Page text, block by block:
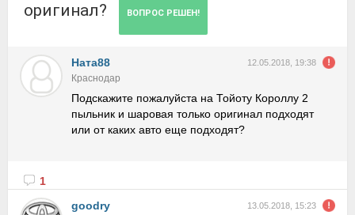
оригинал? ВОПРОС РЕШЕН!
Ната88 12.05.2018, 19:38
Краснодар
Подскажите пожалуйста на Тойоту Короллу 2
пыльник и шаровая только оригинал подходят
или от каких авто еще подходят?
1
goodry
13.05.2018, 15:23